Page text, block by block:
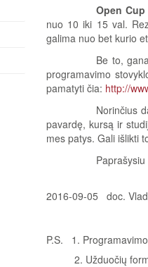
Open Cup
nuo 10 iki 15 val.
galima nuo bet kurio
Be to,
programavimo
pamatyti čia: http://
Norinčius
pavardę, kursą ir
mes patys. Gali išlikti
2016-09-05 doc.
P.S. 1.
2. Užduočių